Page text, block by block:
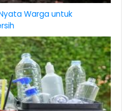
Warga untuk